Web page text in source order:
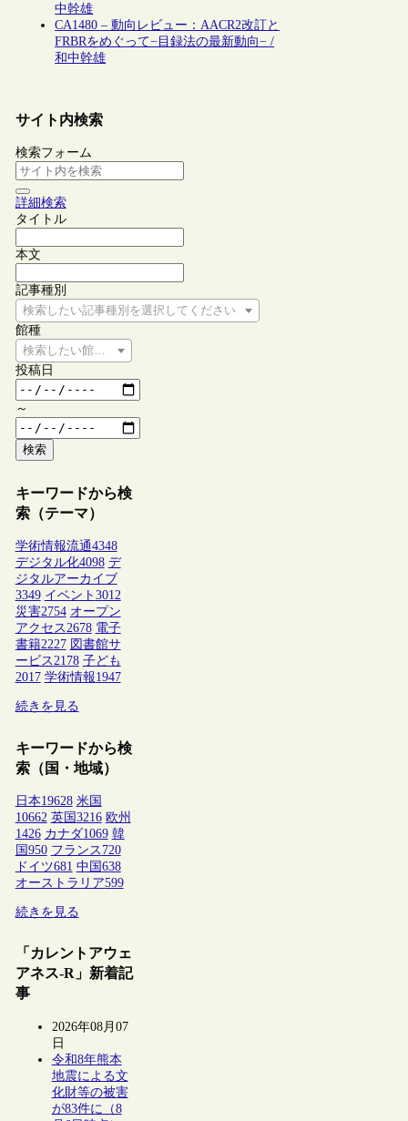
中幹雄
CA1480 – 動向レビュー：AACR2改訂と
FRBRをめぐって−目録法の最新動向− /
和中幹雄
サイト内検索
検索フォーム
詳細検索
タイトル
本文
記事種別
検索したい記事種別を選択してください
館種
検索したい館種を選択してください
投稿日
～
検索
キーワードから検
索（テーマ）
学術情報流通4348
デジタル化4098 デ
ジタルアーカイブ
3349 イベント 3012
災害2754 オープン
アクセス2678 電子
書籍2227 図書館サ
ービス2178 子ども
2017 学術情報1947
続きを見る
キーワードから検
索（国・地域）
日本19628 米国
10662 英国 3216 欧州
1426 カナダ1069 韓
国 950 フランス 720
ドイツ681 中国 638
オーストラリア599
続きを見る
「カレントアウェ
アネス-R」新着記
事
2026年08月07
日
令和8年熊本
地震による文
化財等の被害
が83件に（8